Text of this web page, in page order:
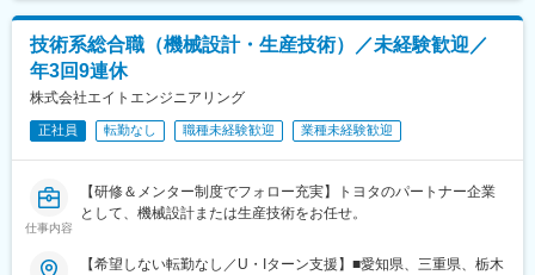
技術系総合職（機械設計・生産技術）／未経験歓迎／
年3回9連休
株式会社エイトエンジニアリング
正社員 転勤なし 職種未経験歓迎 業種未経験歓迎
仕事内容
【研修＆メンター制度でフォロー充実】トヨタのパートナー企業
として、機械設計または生産技術をお任せ。
【希望しない転勤なし／U・Iターン支援】■愛知県、三重県、栃木